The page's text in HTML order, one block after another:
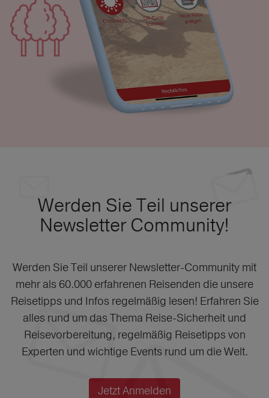
Werden Sie Teil unserer
Newsletter Community!
Werden Sie Teil unserer Newsletter-Community mit
mehr als 60.000 erfahrenen Reisenden die unsere
Reisetipps und Infos regelmäßig lesen! Erfahren Sie
alles rund um das Thema Reise-Sicherheit und
Reisevorbereitung, regelmäßig Reisetipps von
Experten und wichtige Events rund um die Welt.
Jetzt Anmelden